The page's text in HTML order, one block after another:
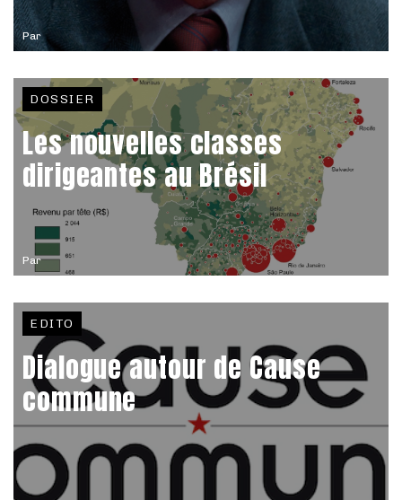
Par
Par
DOSSIER
Les nouvelles classes
dirigeantes au Brésil
EDITO
Dialogue autour de Cause
commune